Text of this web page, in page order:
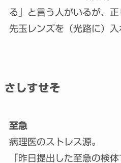
る」と言う人がいるが、
先玉レンズを（光路に）入
さしすせそ
至急
病理医のストレス源。
「昨日提出した至急の検